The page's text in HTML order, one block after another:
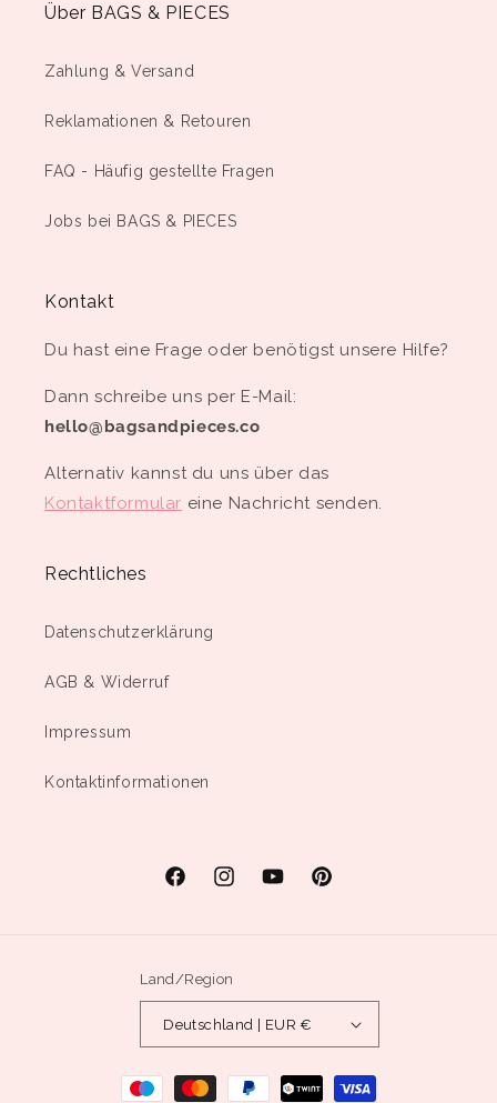
Über BAGS & PIECES
Zahlung & Versand
Reklamationen & Retouren
FAQ - Häufig gestellte Fragen
Jobs bei BAGS & PIECES
Kontakt
Du hast eine Frage oder benötigst unsere Hilfe?
Dann schreibe uns per E-Mail:
hello@bagsandpieces.co
Alternativ kannst du uns über das
Kontaktformular eine Nachricht senden.
Rechtliches
Datenschutzerklärung
AGB & Widerruf
Impressum
Kontaktinformationen
FacebookInstagramYouTubePinterest
Land/Region
Deutschland | EUR €
Zahlungsmethoden